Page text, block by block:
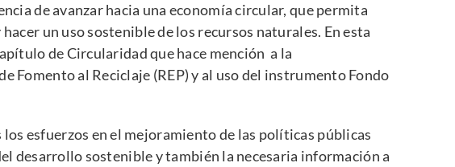
de avanzar hacia una economía circular, que permita
un uso sostenible de los recursos naturales. En esta
deCircularidadque hace mención a la
Fomento al Reciclaje (REP) y al uso del instrumento Fondo
los esfuerzos en el mejoramiento de las políticas públicas
desarrollo sostenible y también la necesaria información a